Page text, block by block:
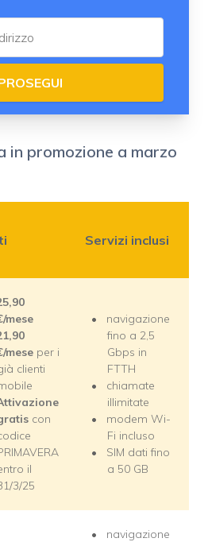
promozione a marzo
Servizi inclusi
mese
mese per i
clienti
con
il
3/25
navigazione
fino a 2,5
Gbps in
FTTH
chiamate
illimitate
modem Wi-
Fi incluso
SIM dati fino
a 50 GB
navigazione